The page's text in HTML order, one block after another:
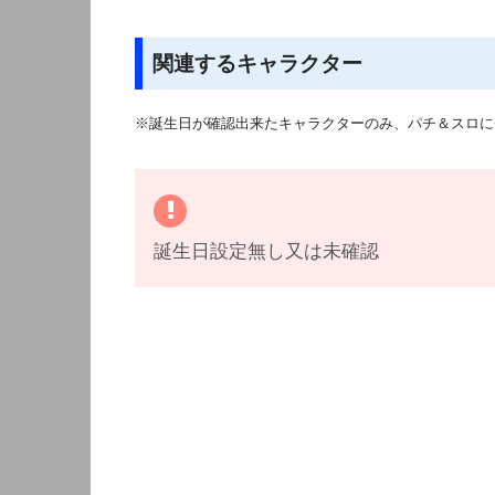
関連するキャラクター
※誕生日が確認出来たキャラクターのみ、パチ＆スロ
誕生日設定無し又は未確認